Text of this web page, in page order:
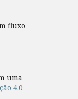
fluxo
uma
4.0